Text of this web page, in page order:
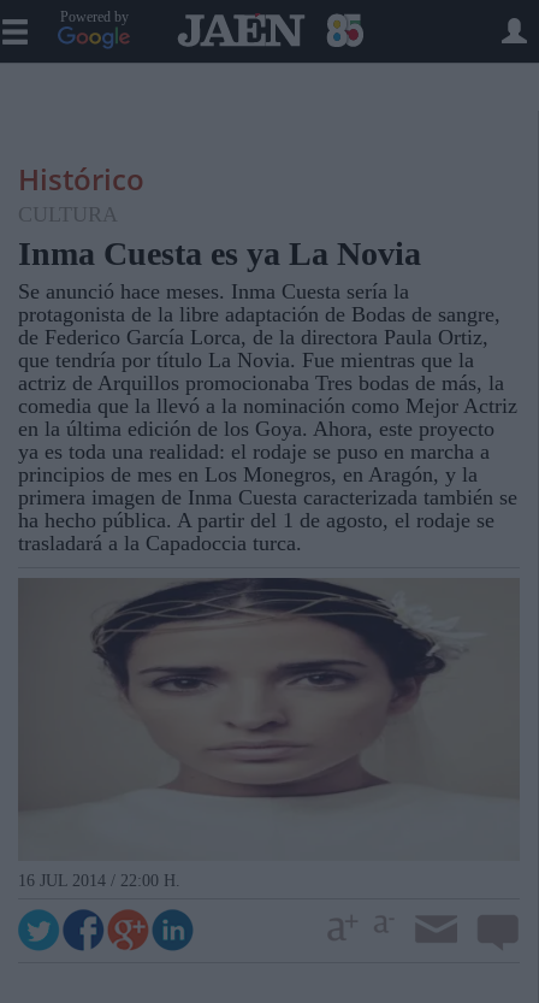
Powered by
Histórico
CULTURA
Inma Cuesta es ya La Novia
Se anunció hace meses. Inma Cuesta sería la
protagonista de la libre adaptación de Bodas de sangre,
de Federico García Lorca, de la directora Paula Ortiz,
que tendría por título La Novia. Fue mientras que la
actriz de Arquillos promocionaba Tres bodas de más, la
comedia que la llevó a la nominación como Mejor Actriz
en la última edición de los Goya. Ahora, este proyecto
ya es toda una realidad: el rodaje se puso en marcha a
principios de mes en Los Monegros, en Aragón, y la
primera imagen de Inma Cuesta caracterizada también se
ha hecho pública. A partir del 1 de agosto, el rodaje se
trasladará a la Capadoccia turca.
16 JUL 2014 / 22:00 H.